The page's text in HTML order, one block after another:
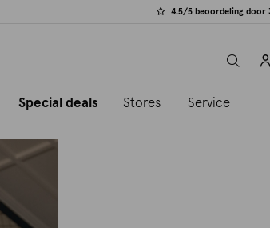
4.5/5 beoordeling door
Special deals Stores Service